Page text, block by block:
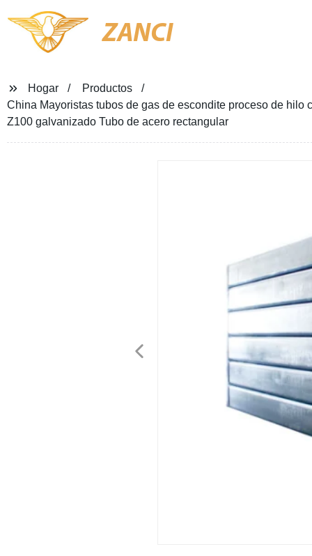
ZANCI
Hogar
Productos
China Mayoristas tubos de gas de escondite proceso de
Z100 galvanizado Tubo de acero rectangular